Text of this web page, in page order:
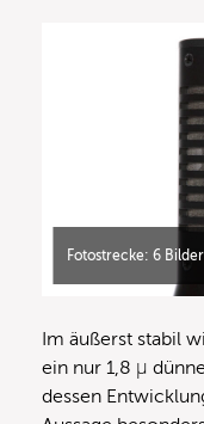
Fotostrecke: 6 Bilder
Im äußerst stabil
ein nur 1,8 µ
dessen